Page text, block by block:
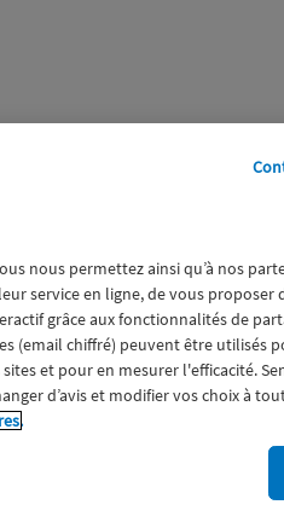
nous permettez ainsi qu’à nos
service en ligne, de vous proposer
grâce aux fonctionnalités de
(email chiffré) peuvent être utilisés
et pour en mesurer l'efficacité.
d’avis et modifier vos choix à